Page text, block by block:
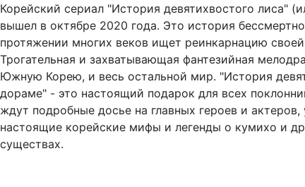
Корейский сериал "История девятихвостого лиса"
вышел в октябре 2020 года. Это история
протяжении многих веков ищет реинкарнацию
Трогательная и захватывающая фантезийная
Южную Корею, и весь остальной мир. "История
дораме" - это настоящий подарок для всех
ждут подробные досье на главных героев и актеров,
настоящие корейские мифы и легенды о кумихо и
существах.